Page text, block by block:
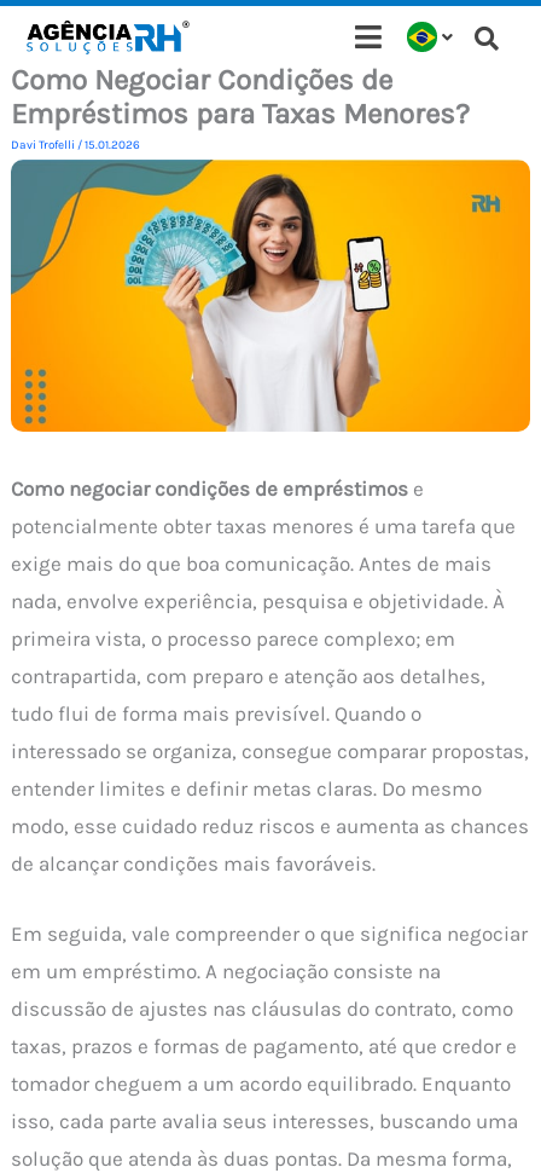
para
conteúdo
Como Negociar Condições de
Empréstimos para Taxas Menores?
Davi Trofelli /15.01.2026
Como negociar condições de empréstimos e
potencialmente obter taxas menores é uma tarefa que
exige mais do que boa comunicação. Antes de mais
nada, envolve experiência, pesquisa e objetividade. À
primeira vista, o processo parece complexo; em
contrapartida, com preparo e atenção aos detalhes,
tudo flui de forma mais previsível. Quando o
interessado se organiza, consegue comparar propostas,
entender limites e definir metas claras. Do mesmo
modo, esse cuidado reduz riscos e aumenta as chances
de alcançar condições mais favoráveis.
Em seguida, vale compreender o que significa negociar
em um empréstimo. A negociação consiste na
discussão de ajustes nas cláusulas do contrato, como
taxas, prazos e formas de pagamento, até que credor e
tomador cheguem a um acordo equilibrado. Enquanto
isso, cada parte avalia seus interesses, buscando uma
solução que atenda às duas pontas. Da mesma forma,